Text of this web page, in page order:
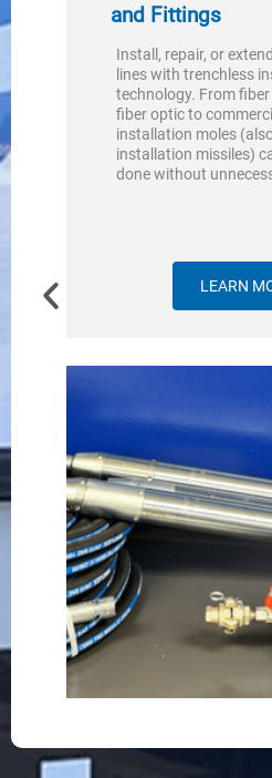
manguera que
Aprende
and Fittings
Install, repair, or
lines with trenchless
technology. From
fiber optic to
installation moles
installation missiles)
done without
LEARN